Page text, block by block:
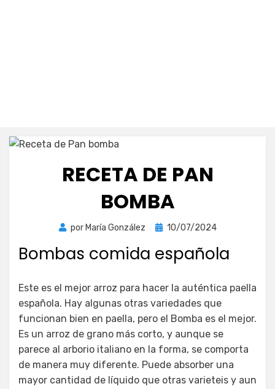
RECETA DE PAN
BOMBA
por María González
Publicada
10/07/2024
Bombas comida española
Este es el mejor arroz para hacer la auténtica paella
española. Hay algunas otras variedades que
funcionan bien en paella, pero el Bomba es el mejor.
Es un arroz de grano más corto, y aunque se
parece al arborio italiano en la forma, se comporta
de manera muy diferente. Puede absorber una
mayor cantidad de líquido que otras varieteis y aun